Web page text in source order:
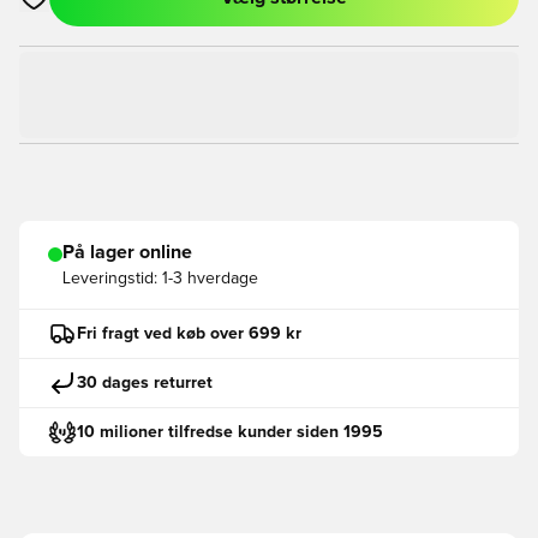
Åbner en Modal til at logge ind eller tilmelde dig som medlem
På lager online
Leveringstid: 1-3 hverdage
Fri fragt ved køb over 699 kr
30 dages returret
10 milioner tilfredse kunder siden 1995